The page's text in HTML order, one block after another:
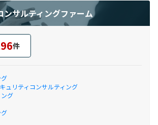
ンサルティングファーム
件
ュリティコンサルティング
グ